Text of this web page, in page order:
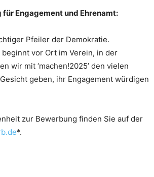
Engagement und Ehrenamt:
Pfeiler der Demokratie.
vor Ort im Verein, in der
wir mit ‘machen!2025’ den vielen
geben, ihr Engagement würdigen
zur Bewerbung finden Sie auf der
*.